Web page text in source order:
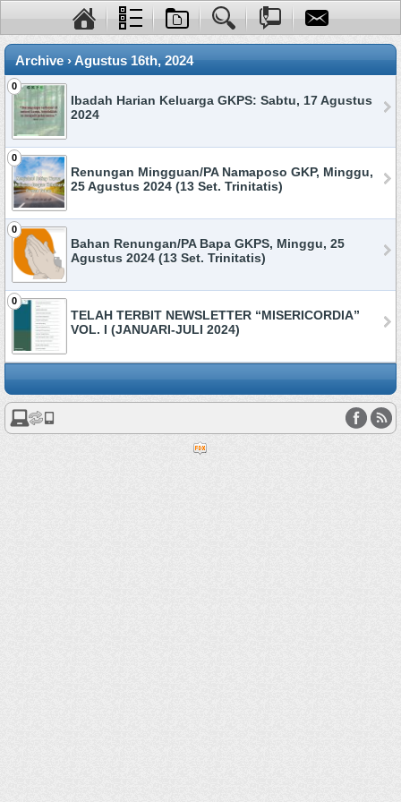
Archive › Agustus 16th, 2024
0
Ibadah Harian Keluarga GKPS: Sabtu, 17 Agustus
2024
0
Renungan Mingguan/PA Namaposo GKP, Minggu,
25 Agustus 2024 (13 Set. Trinitatis)
0
Bahan Renungan/PA Bapa GKPS, Minggu, 25
Agustus 2024 (13 Set. Trinitatis)
0
TELAH TERBIT NEWSLETTER “MISERICORDIA”
VOL. I (JANUARI-JULI 2024)